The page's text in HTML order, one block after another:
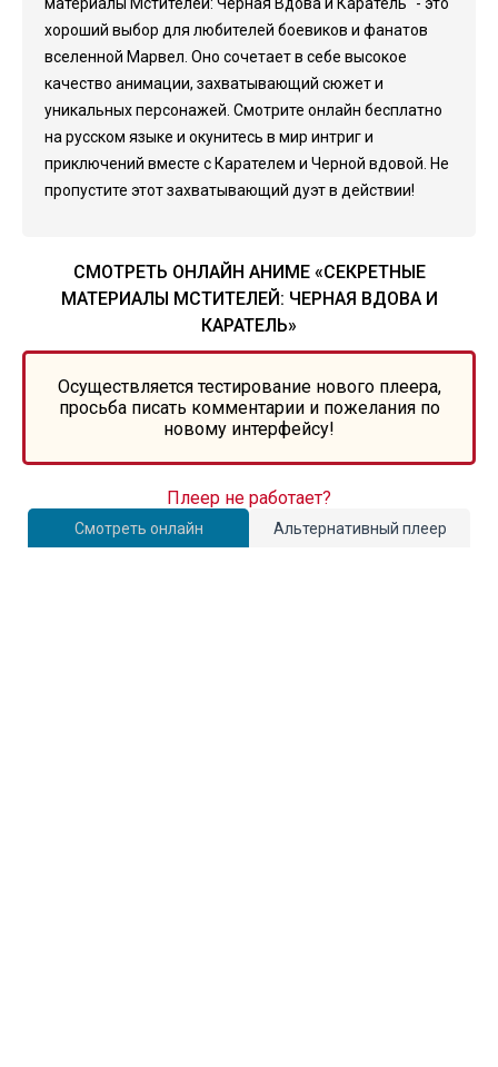
хороший выбор для любителей боевиков и фанатов
вселенной Марвел. Оно сочетает в себе высокое
качество анимации, захватывающий сюжет и
уникальных персонажей. Смотрите онлайн бесплатно
на русском языке и окунитесь в мир интриг и
приключений вместе с Карателем и Черной вдовой. Не
пропустите этот захватывающий дуэт в действии!
СМОТРЕТЬ ОНЛАЙН АНИМЕ «СЕКРЕТНЫЕ
МАТЕРИАЛЫ МСТИТЕЛЕЙ: ЧЕРНАЯ ВДОВА И
КАРАТЕЛЬ»
Осуществляется тестирование нового плеера,
просьба писать комментарии и пожелания по
новому интерфейсу!
Смотреть онлайн Альтернативный плеер
Плеер не работает?